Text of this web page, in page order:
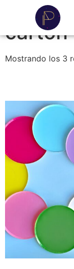
/
carton
Mostrando los 3